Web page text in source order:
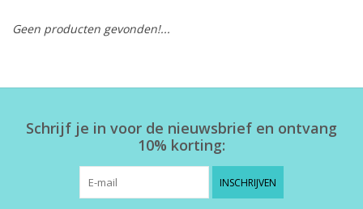
Herensokken
Geen producten gevonden!...
Schrijf je in voor de nieuwsbrief en ontvang
10% korting:
INSCHRIJVEN